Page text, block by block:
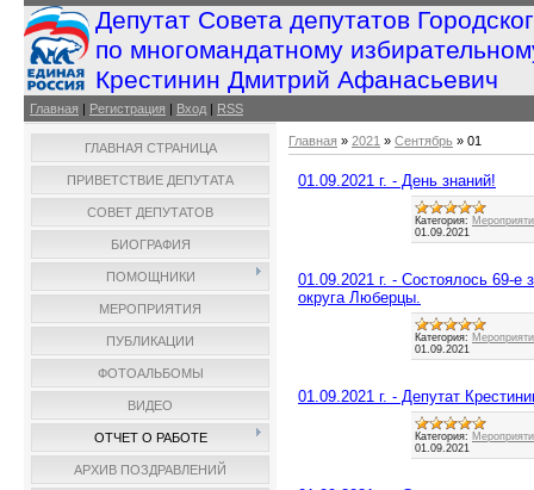
Депутат Совета депутатов
по многомандатному
Крестинин Дмитрий Афанасьевич
Главная | Регистрация | Вход | RSS
ГЛАВНАЯ СТРАНИЦА
ПРИВЕТСТВИЕ ДЕПУТАТА
СОВЕТ ДЕПУТАТОВ
БИОГРАФИЯ
ПОМОЩНИКИ
МЕРОПРИЯТИЯ
ПУБЛИКАЦИИ
ФОТОАЛЬБОМЫ
ВИДЕО
ОТЧЕТ О РАБОТЕ
АРХИВ ПОЗДРАВЛЕНИЙ
Главная » 2021 » Сентябрь » 01
01.09.2021 г. - День знаний!
Категория:
01.09.2021
01.09.2021 г. - Состоялось 69-е
округа Люберцы.
Категория:
01.09.2021
01.09.2021 г. - Депутат
Категория:
01.09.2021